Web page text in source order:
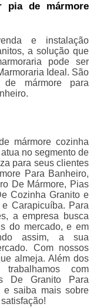
pia de mármore
e instalação
a solução que
pode ser
Ideal. São
de mármore para
mármore cozinha
no segmento de
para seus clientes
Para Banheiro,
De Mármore, Pias
Cozinha Granito e
Carapicuíba. Para
a empresa busca
do mercado, e em
assim, a sua
Com nossos
almeja. Além dos
com
De Granito Para
e saiba mais sobre